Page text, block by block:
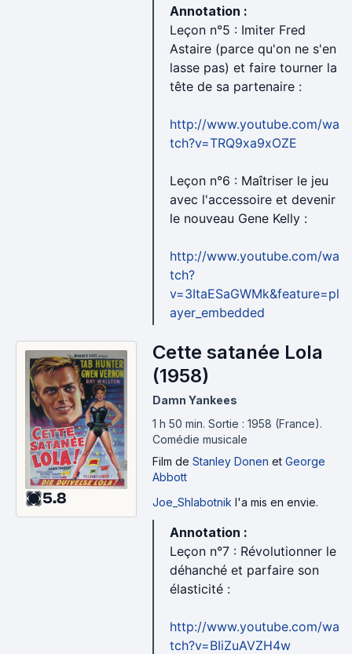
Annotation :
Leçon n°5 : Imiter Fred
Astaire (parce qu'on ne s'en
lasse pas) et faire tourner la
tête de sa partenaire :
http://www.youtube.com/wa
tch?v=TRQ9xa9xOZE
Leçon n°6 : Maîtriser le jeu
avec l'accessoire et devenir
le nouveau Gene Kelly :
http://www.youtube.com/wa
tch?
v=3ItaESaGWMk&feature=pl
ayer_embedded
5.8
Cette satanée Lola
(1958)
Damn Yankees
1 h 50 min. Sortie : 1958 (France).
Comédie musicale
Film de Stanley Donen et George
Abbott
Joe_Shlabotnik l'a mis en envie.
Annotation :
Leçon n°7 : Révolutionner le
déhanché et parfaire son
élasticité :
http://www.youtube.com/wa
tch?v=BIiZuAVZH4w